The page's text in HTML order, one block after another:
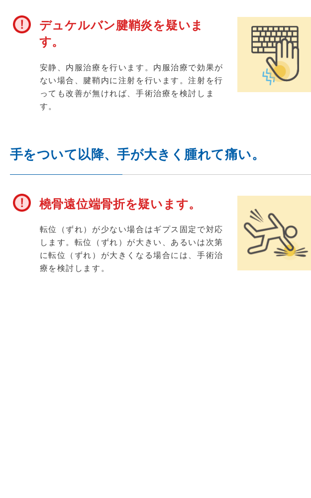
デュケルバン腱鞘炎を疑いま
す。
安静、内服治療を行います。内服治療で効果が
ない場合、腱鞘内に注射を行います。注射を行
っても改善が無ければ、手術治療を検討しま
す。
手をついて以降、手が大きく腫れて痛い。
橈骨遠位端骨折を疑います。
転位（ずれ）が少ない場合はギプス固定で対応
します。転位（ずれ）が大きい、あるいは次第
に転位（ずれ）が大きくなる場合には、手術治
療を検討します。